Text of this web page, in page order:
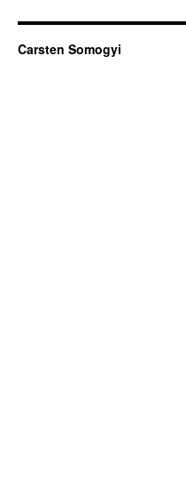
Carsten Somogyi